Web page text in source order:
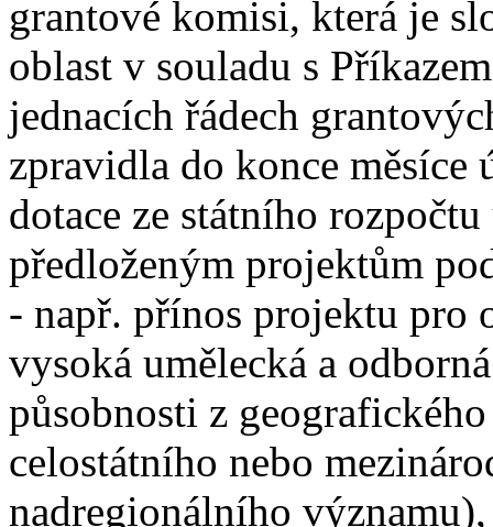
grantové komisi, která je
oblast v souladu s
jednacích řádech
zpravidla do konce měsíce
dotace ze státního
předloženým projektům
- např. přínos projektu pro
vysoká umělecká a
působnosti z
celostátního nebo
nadregionálního